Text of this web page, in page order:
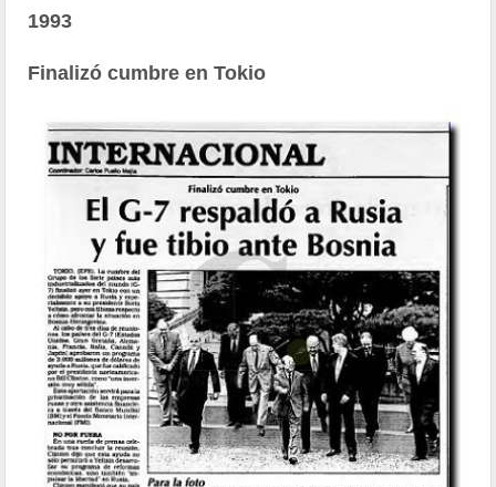
1993
Finalizó cumbre en Tokio